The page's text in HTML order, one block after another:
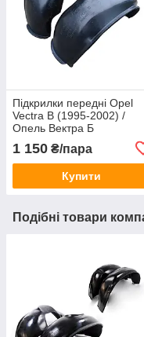
Підкрилки передні Opel
Vectra B (1995-2002) /
Опель Вектра Б
1 150 ₴/пара
Купити
Подібні товари